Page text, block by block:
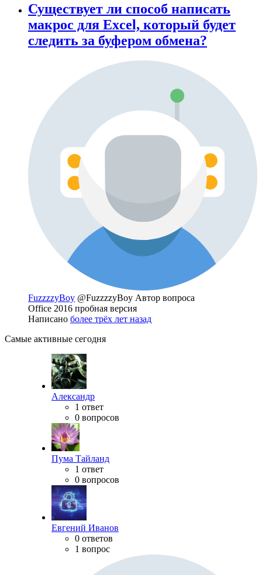
Существует ли способ написать
макрос для Excel, который будет
следить за буфером обмена?
FuzzzzyBoy @FuzzzzyBoy Автор вопроса
Office 2016 пробная версия
Написано более трёх лет назад
Самые активные сегодня
Александр
1 ответ
0 вопросов
Пума Тайланд
1 ответ
0 вопросов
Евгений Иванов
0 ответов
1 вопрос